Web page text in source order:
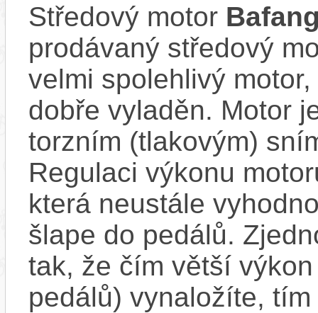
Středový motor
prodávaný středový
velmi spolehlivý
dobře vyladěn. Motor
torzním (tlakovým)
Regulaci výkonu
která neustále
šlape do pedálů.
tak, že čím větší
pedálů) vynaložíte,